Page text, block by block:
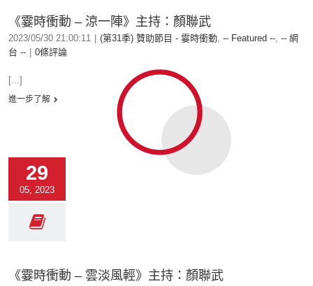
《霎時衝動 – 涼一陣》主持：顏聯武
2023/05/30 21:00:11 (第31季) 贊助節目 - 霎時衝動, -- Featured --, -- 網
台 --
0條評論
[...]
進一步了解
29
05, 2023
《霎時衝動 – 雲淡風輕》主持：顏聯武